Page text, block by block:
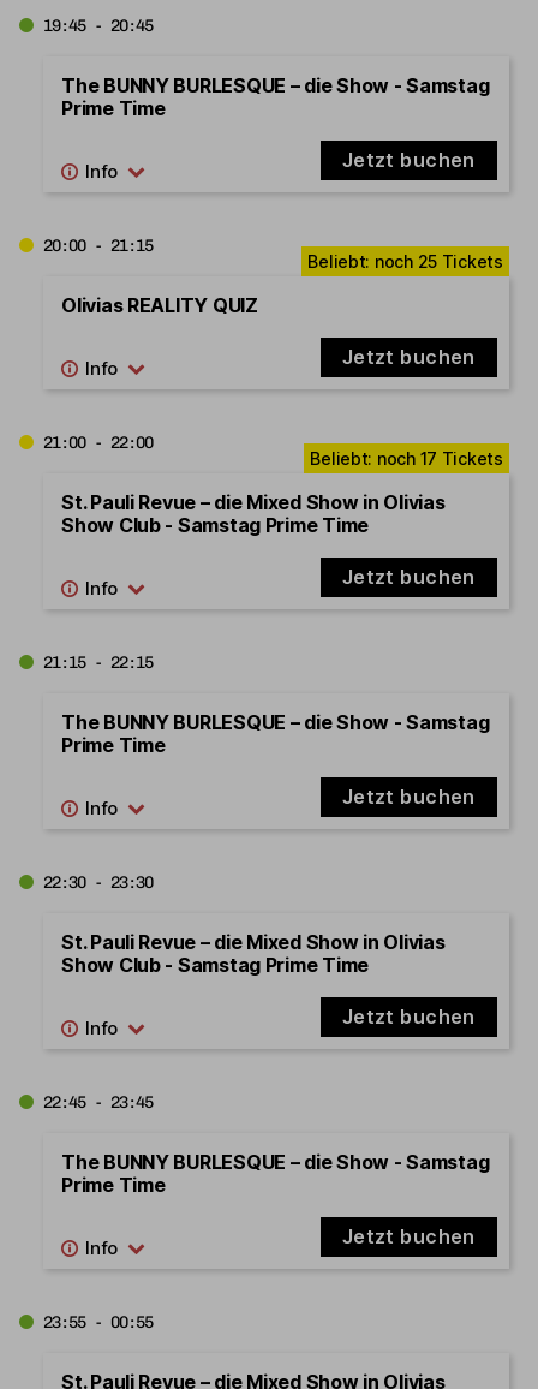
19:45 - 20:45
The BUNNY BURLESQUE – die Show - Samstag
Prime Time
Jetzt buchen
20:00 - 21:15
Olivias REALITY QUIZ
Jetzt buchen
21:00 - 22:00
St. Pauli Revue – die Mixed Show in Olivias
Show Club - Samstag Prime Time
Jetzt buchen
21:15 - 22:15
The BUNNY BURLESQUE – die Show - Samstag
Prime Time
Jetzt buchen
22:30 - 23:30
St. Pauli Revue – die Mixed Show in Olivias
Show Club - Samstag Prime Time
Jetzt buchen
22:45 - 23:45
The BUNNY BURLESQUE – die Show - Samstag
Prime Time
Jetzt buchen
23:55 - 00:55
St. Pauli Revue – die Mixed Show in Olivias